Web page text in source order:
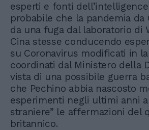
esperti e fonti dell’intelligence
probabile che la pandemia da
da una fuga dal laboratorio di
Cina stesse conducendo
su Coronavirus modificati in
coordinati dal Ministero della
vista di una possibile guerra
che Pechino abbia nascosto
esperimenti negli ultimi anni
straniere” le affermazioni del
britannico.